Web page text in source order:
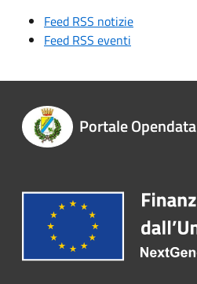
Feed RSS notizie
Feed RSS eventi
Portale Opendata